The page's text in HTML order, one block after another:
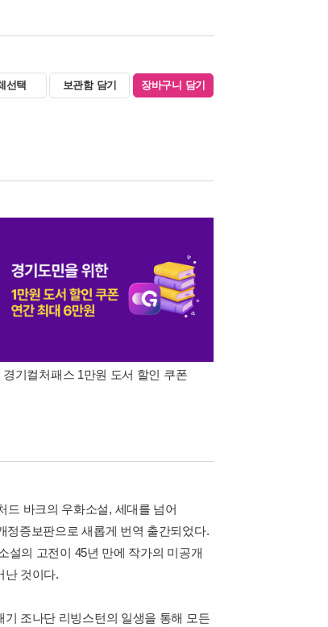
선택 보관함 담기 장바구니 담기
경기컬처패스 1만원 도서 할인 쿠폰
드 바크의 우화소설, 세대를 넘어
정증보판으로 새롭게 번역 출간되었다.
설의 고전이 45년 만에 작가의 미공개
난 것이다.
조나단 리빙스턴의 일생을 통해 모든